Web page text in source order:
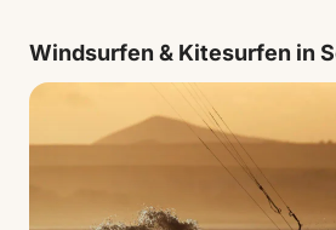
Windsurfen & Kitesurfen in